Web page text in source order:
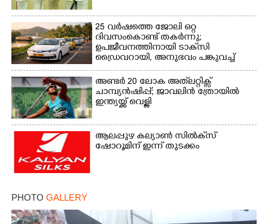
25 വർഷത്തെ ജോലി ഒറ്റ
ദിവസംകൊണ്ട് തകർന്നു;
ഉപജീവനത്തിനായി ടാക്‌സി
ഡ്രൈവറായി,​ അനുഭവം പങ്കുവച്ച്
യുവതി
അണ്ടർ 20 ലോക അത്‌ലറ്റിക്സ്
ചാമ്പ്യൻഷിപ്പ്; ജാവലിൻ ത്രോയിൽ
ഇന്ത്യയ്ക്ക് വെള്ളി
ആലപ്പുഴ കല്യാൺ സിൽക്‌സ്
ഷോറൂമിന് ഇന്ന് തുടക്കം
PHOTO GALLERY